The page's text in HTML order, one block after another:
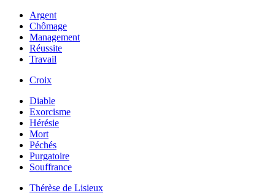
Argent
Chômage
Management
Réussite
Travail
Croix
Diable
Exorcisme
Hérésie
Mort
Péchés
Purgatoire
Souffrance
Thérèse de Lisieux